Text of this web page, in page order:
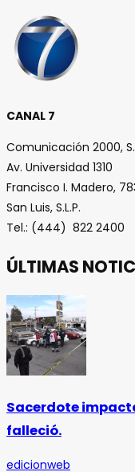
CANAL 7
Comunicación 2000,
Av. Universidad 1310
Francisco I. Madero,
San Luis, S.L.P.
Tel.: (444) 822 2400
ÚLTIMAS
Sacerdote
falleció.
edicionweb